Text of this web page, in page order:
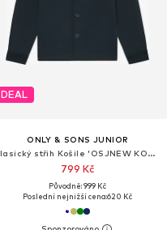
DEAL
ONLY & SONS JUNIOR
Klasický střih Košile 'OSJNEW KODYL'
799 Kč
Původně: 999 Kč
Poslední nejnižší cena:620 Kč